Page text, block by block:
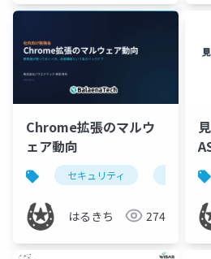
Chrome拡張のマルウ
ェア動向
セキュリティ 脆弱性管理
はるきち 274